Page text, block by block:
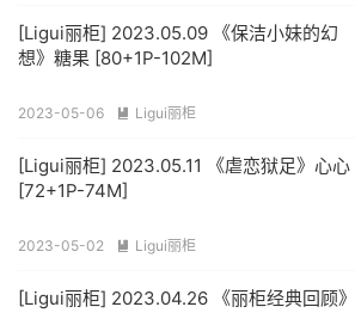
[Ligui丽柜] 2023.05.09 《保洁小妹的幻
想》糖果 [80+1P-102M]
2023-05-06  Ligui丽柜
[Ligui丽柜] 2023.05.11 《虐恋狱足》心心
[72+1P-74M]
2023-05-02  Ligui丽柜
[Ligui丽柜] 2023.04.26 《丽柜经典回顾》